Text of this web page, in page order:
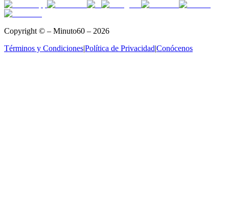
Copyright © – Minuto60 – 2026
Términos y Condiciones|Política de Privacidad|Conócenos